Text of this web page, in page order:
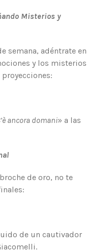
Misterios y
semana, adéntrate en
y los misterios
ancora domani» a las
de oro, no te
de un cautivador